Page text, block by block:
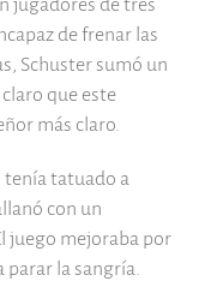
jugadores de tres
de frenar las
Schuster sumó un
que este
más claro.
tenía tatuado a
con un
juego mejoraba por
parar la sangría.